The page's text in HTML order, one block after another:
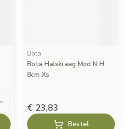
Bota
Bota Halskraag Mod N H
8cm Xs
€ 23,83
Bestel